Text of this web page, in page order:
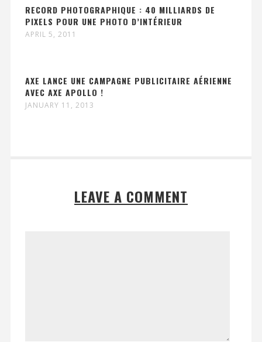
RECORD PHOTOGRAPHIQUE : 40 MILLIARDS DE
PIXELS POUR UNE PHOTO D’INTÉRIEUR
APRIL 5, 2011
AXE LANCE UNE CAMPAGNE PUBLICITAIRE AÉRIENNE
AVEC AXE APOLLO !
JANUARY 11, 2013
LEAVE A COMMENT